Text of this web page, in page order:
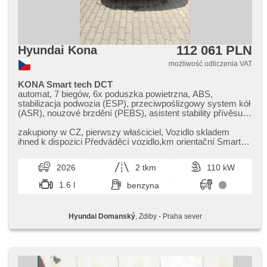
Hyundai Kona 112 061 PLN
możliwość odliczenia VAT
KONA Smart tech DCT
automat, 7 biegów, 6x poduszka powietrzna, ABS,
stabilizacja podwozia (ESP), przeciwpoślizgowy system kół
(ASR), nouzové brzdění (PEBS), asistent stability přívěsu
rozjezdu do kopce (HSA), ukazatel rychlostního limitu
(SLIF), asystent pasa ruchu, asystent martwego pola,
wspomaganie układu kierowniczego, 2 strefowa
klimatyzacja, klimatronic, tempomat, LED denní svícení,
automatické přepínání dálkových světel, felgi aluminiowe,
spełnia EURO VI, komputer pokładowy, digitální přístrojový
parkovací senzory přední, parkovací senzory zadní,
parkovací kamera, bezklíčové startování, bezklíčové
podgrzewana kierownica, wyłączenie poduszki pasażera,
zakupiony w CZ,​ pierwszy właściciel,​ Vozidlo skladem
ihned k dispozici Předváděcí vozidlo,​km orientační Smart
2026 2 tkm
110 kW
1.6 l
benzyna
Hyundai Domanský, Zdiby - Praha sever